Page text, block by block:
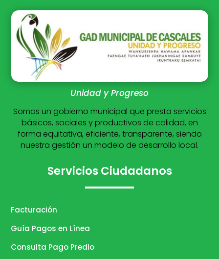
Unidad y Progreso
Somos un gobierno municipal que presta servicios
básicos, sociales y productivos de calidad, en
forma equitativa, eficiente, transparente, siendo
nuestra gestión un modelo de desarrollo local.
Servicios Ciudadanos
Facturación
Guía Pagos en Línea
Consulta Pago Predio